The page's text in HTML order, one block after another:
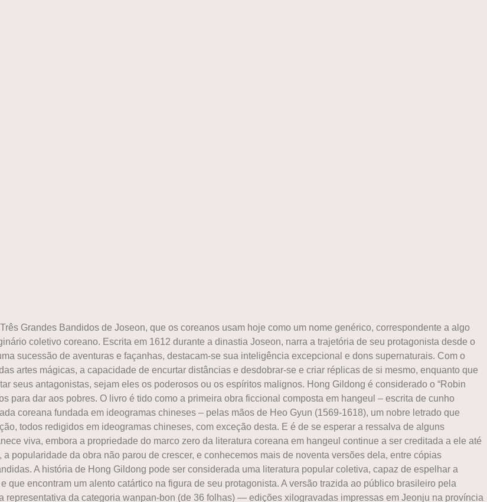
Grandes Bandidos de Joseon, que os coreanos usam hoje como um nome genérico, correspondente a algo
coletivo coreano. Escrita em 1612 durante a dinastia Joseon, narra a trajetória de seu protagonista desde o
sucessão de aventuras e façanhas, destacam-se sua inteligência excepcional e dons supernaturais. Com o
artes mágicas, a capacidade de encurtar distâncias e desdobrar-se e criar réplicas de si mesmo, enquanto que
seus antagonistas, sejam eles os poderosos ou os espíritos malignos. Hong Gildong é considerado o “Robin
para dar aos pobres. O livro é tido como a primeira obra ficcional composta em hangeul – escrita de cunho
coreana fundada em ideogramas chineses – pelas mãos de Heo Gyun (1569-1618), um nobre letrado que
todos redigidos em ideogramas chineses, com exceção desta. E é de se esperar a ressalva de alguns
viva, embora a propriedade do marco zero da literatura coreana em hangeul continue a ser creditada a ele até
popularidade da obra não parou de crescer, e conhecemos mais de noventa versões dela, entre cópias
A história de Hong Gildong pode ser considerada uma literatura popular coletiva, capaz de espelhar a
encontram um alento catártico na figura de seu protagonista. A versão trazida ao público brasileiro pela
da categoria wanpan-bon (de 36 folhas) ― edições xilogravadas impressas em Jeonju na província